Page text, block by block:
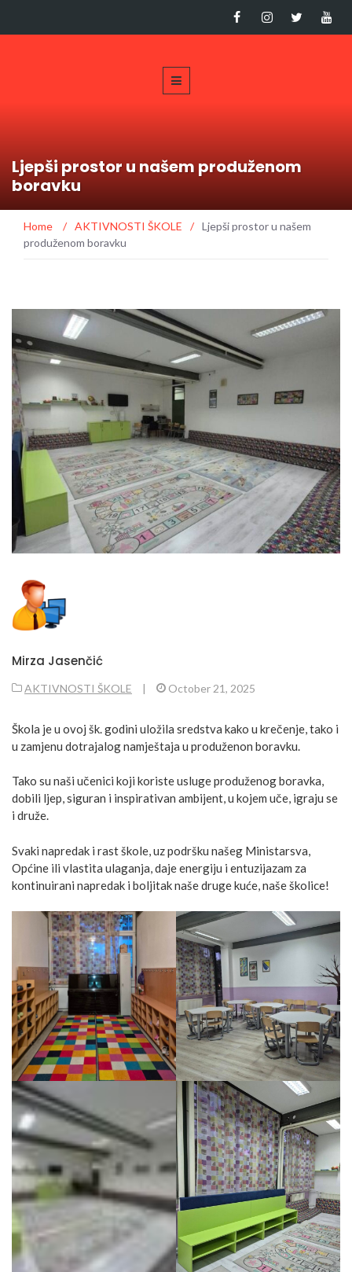
Ljepši prostor u našem produženom
boravku
Home / AKTIVNOSTI ŠKOLE / Ljepši prostor u našem
produženom boravku
Mirza Jasenčić
AKTIVNOSTI ŠKOLE | October 21, 2025
Škola je u ovoj šk. godini uložila sredstva kako u krečenje, tako i
u zamjenu dotrajalog namještaja u produženon boravku.
Tako su naši učenici koji koriste usluge produženog boravka,
dobili ljep, siguran i inspirativan ambijent, u kojem uče, igraju se
i druže.
Svaki napredak i rast škole, uz podršku našeg Ministarsva,
Općine ili vlastita ulaganja, daje energiju i entuzijazam za
kontinuirani napredak i boljitak naše druge kuće, naše školice!